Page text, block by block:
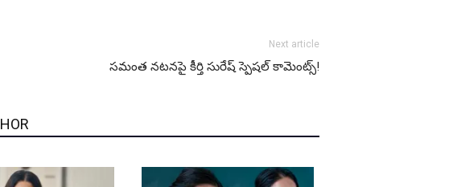
Next article
సమంత నటనపై కీర్తి సురేష్ స్పెషల్ కామెంట్స్!